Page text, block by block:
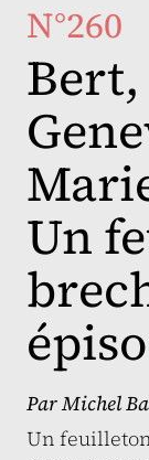
N°260
Bert,
Un
ParMichel
Un